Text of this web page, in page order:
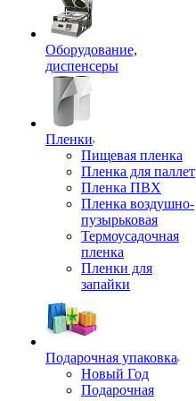
Оборудование,
диспенсеры
Пленки
Пищевая пленка
Пленка для паллет
Пленка ПВХ
Пленка воздушно-
пузырьковая
Термоусадочная
пленка
Пленки для
запайки
Подарочная упаковка
Новый Год
Подарочная